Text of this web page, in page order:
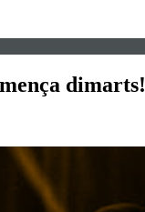
dimarts!